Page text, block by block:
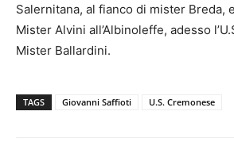
Salernitana, al fianco di mister Breda,
Mister Alvini all’Albinoleffe, adesso
Mister Ballardini.
TAGS Giovanni Saffioti U.S. Cremonese